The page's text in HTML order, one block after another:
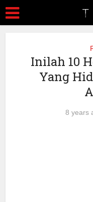
Inilah 10
Yang
8 years